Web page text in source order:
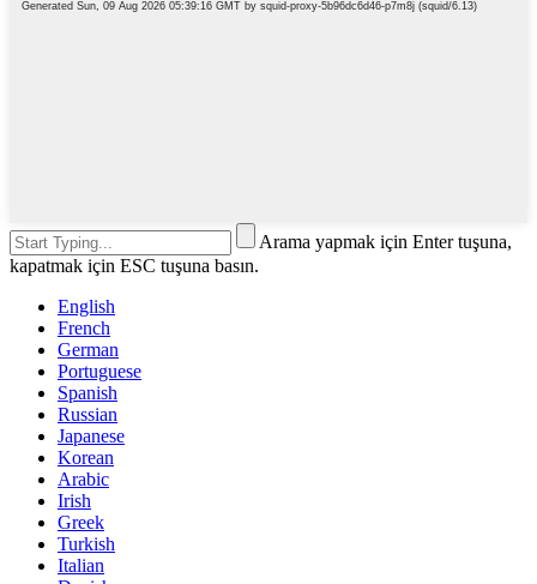
Arama yapmak için Enter tuşuna,
kapatmak için ESC tuşuna basın.
English
French
German
Portuguese
Spanish
Russian
Japanese
Korean
Arabic
Irish
Greek
Turkish
Italian